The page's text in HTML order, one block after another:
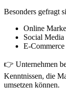
Besonders gefragt
Online
Social Media
E-Commerce
👉 Unternehmen
Kenntnissen, die
umsetzen können.